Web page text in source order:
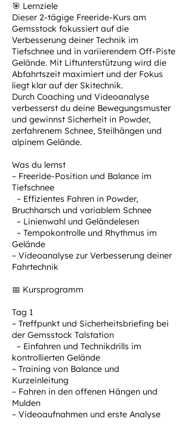
🎯 Lernziele
Dieser 2-tägige Freeride-Kurs am
Gemsstock fokussiert auf die
Verbesserung deiner Technik im
Tiefschnee und in variierendem Off-Piste
Gelände. Mit Liftunterstützung wird die
Abfahrtszeit maximiert und der Fokus
liegt klar auf der Skitechnik.
Durch Coaching und Videoanalyse
verbesserst du deine Bewegungsmuster
und gewinnst Sicherheit in Powder,
zerfahrenem Schnee, Steilhängen und
alpinem Gelände.
Was du lernst
– Freeride-Position und Balance im
Tiefschnee
– Effizientes Fahren in Powder,
Bruchharsch und variablem Schnee
– Linienwahl und Geländelesen
– Tempokontrolle und Rhythmus im
Gelände
– Videoanalyse zur Verbesserung deiner
Fahrtechnik
📅 Kursprogramm
Tag 1
– Treffpunkt und Sicherheitsbriefing bei
der Gemsstock Talstation
– Einfahren und Technikdrills im
kontrollierten Gelände
– Training von Balance und
Kurzeinleitung
– Fahren in den offenen Hängen und
Mulden
– Videoaufnahmen und erste Analyse